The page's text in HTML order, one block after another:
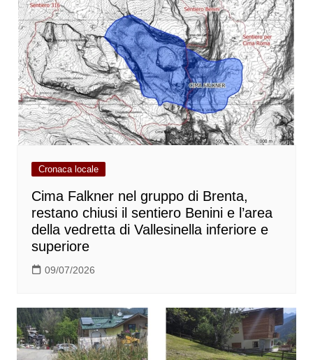
Cronaca locale
Cima Falkner nel gruppo di Brenta,
restano chiusi il sentiero Benini e l’area
della vedretta di Vallesinella inferiore e
superiore
09/07/2026